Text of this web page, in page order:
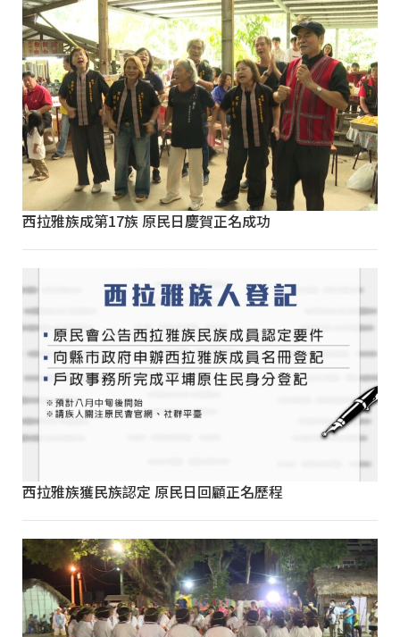
西拉雅族成第17族 原民日慶賀正名成功
西拉雅族獲民族認定 原民日回顧正名歷程